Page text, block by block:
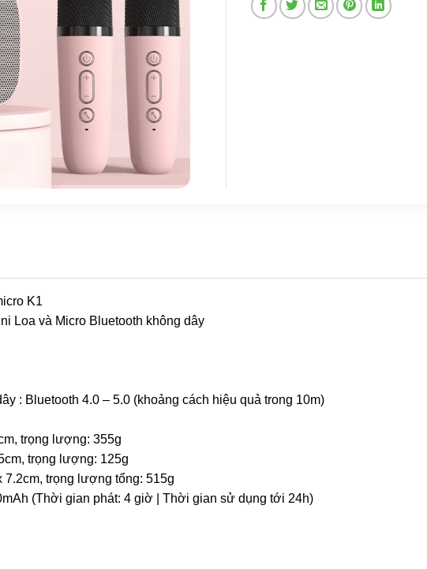
K1
Loa và Micro Bluetooth không dây
: Bluetooth 4.0 – 5.0 (khoảng cách hiệu quả trong 10m)
trọng lượng: 355g
trọng lượng: 125g
trọng lượng tổng: 515g
(Thời gian phát: 4 giờ | Thời gian sử dụng tới 24h)